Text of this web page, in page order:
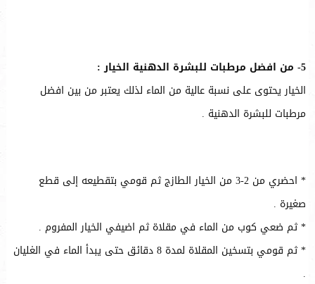
5- من افضل مرطبات للبشرة الدهنية الخيار :
الخيار يحتوى على نسبة عالية من الماء لذلك يعتبر من بين افضل
مرطبات للبشرة الدهنية .
* احضري من 2-3 من الخيار الطازج ثم قومي بتقطيعه إلى قطع
صغيرة .
* ثم ضعي كوب من الماء في مقلاة ثم اضيفي الخيار المفروم .
* ثم قومي بتسخين المقلاة لمدة 8 دقائق حتى يبدأ الماء في الغليان
.